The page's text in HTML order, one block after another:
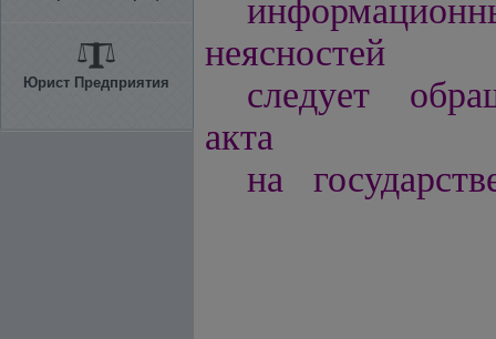
Юрист Предприятия
неясностей
следует
акта
на